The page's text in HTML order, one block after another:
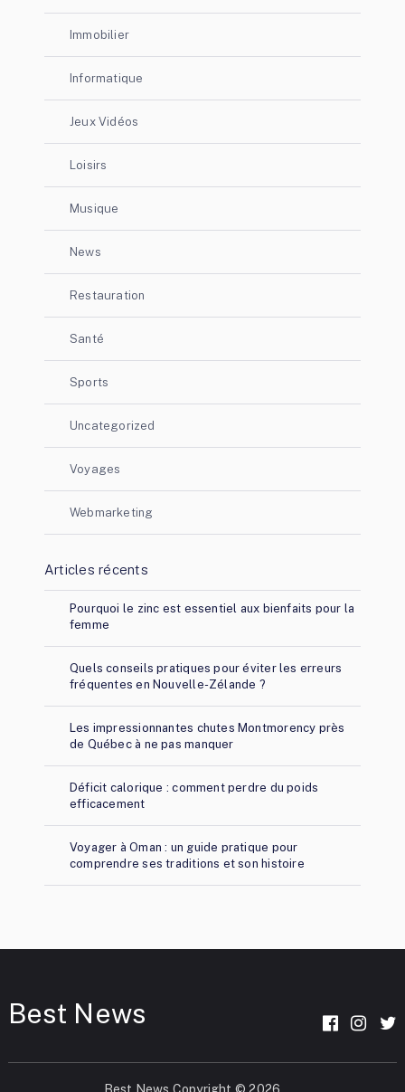
Immobilier
Informatique
Jeux Vidéos
Loisirs
Musique
News
Restauration
Santé
Sports
Uncategorized
Voyages
Webmarketing
Articles récents
Pourquoi le zinc est essentiel aux bienfaits pour la
femme
Quels conseils pratiques pour éviter les erreurs
fréquentes en Nouvelle-Zélande ?
Les impressionnantes chutes Montmorency près
de Québec à ne pas manquer
Déficit calorique : comment perdre du poids
efficacement
Voyager à Oman : un guide pratique pour
comprendre ses traditions et son histoire
Best News